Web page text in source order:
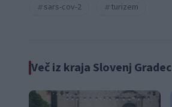
sars-cov-2
turizem
Več iz kraja Slovenj Gradec